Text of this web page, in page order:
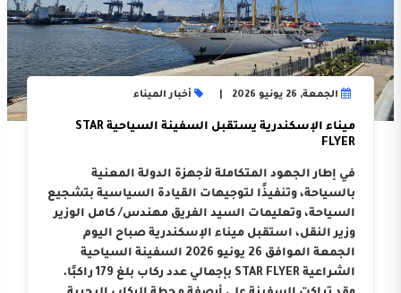
الجمعة, 26 يونيو 2026 أخبار الميناء
ميناء الإسكندرية يستقبل السفينة السياحية STAR
FLYER
في إطار الجهود المتكاملة لأجهزة الدولة المعنية
بالسياحة، وتنفيذًا لتوجيهات القيادة السياسية بتشجيع
السياحة، وتعليمات السيد الفريق مهندس/ كامل الوزير
وزير النقل، استقبل ميناء الإسكندرية صباح اليوم
الجمعة الموافق 26 يونيو 2026 السفينة السياحية
الشراعية STAR FLYER بإجمالي عدد ركاب بلغ 179 راكبًا.